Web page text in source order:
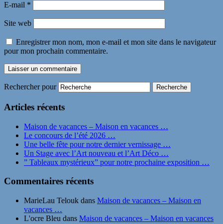
E-mail *
Site web
Enregistrer mon nom, mon e-mail et mon site dans le navigateur
pour mon prochain commentaire.
Rechercher pour
Articles récents
Maison de vacances – Maison en vacances …
Le concours de l’été 2026 …
Une belle fête pour notre dernier vernissage …
Un Stage avec l’Art nouveau et l’Art Déco …
” Tableaux mystérieux” pour notre prochaine exposition …
Commentaires récents
MarieLau Telouk dans Maison de vacances – Maison en
vacances …
L'ocre Bleu dans Maison de vacances – Maison en vacances